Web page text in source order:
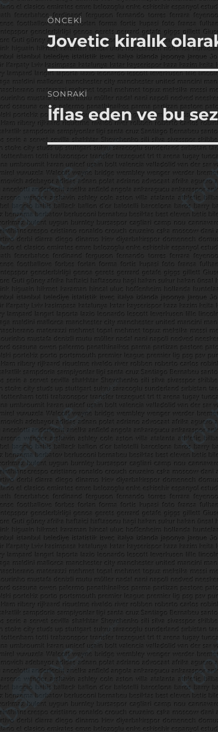
Yazı
gezinmesi
ÖNCEKI
Önceki
yazı:
Jovetic kiralık
SONRAKI
Sonraki
yazı:
İflas eden ve bu